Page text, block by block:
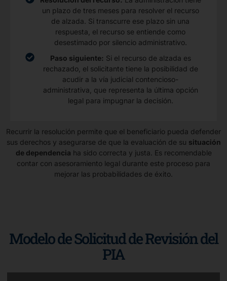
un plazo de tres meses para resolver el recurso
de alzada. Si transcurre ese plazo sin una
respuesta, el recurso se entiende como
desestimado por silencio administrativo.
Paso siguiente: Si el recurso de alzada es
rechazado, el solicitante tiene la posibilidad de
acudir a la vía judicial contencioso-
administrativa, que representa la última opción
legal para impugnar la decisión.
Recurrir la resolución permite que el beneficiario pueda defender
sus derechos y asegurarse de que la evaluación de su situación
de dependencia ha sido correcta y justa. Es recomendable
contar con asesoramiento legal durante este proceso para
mejorar las probabilidades de éxito.
Modelo de Solicitud de Revisión del
PIA